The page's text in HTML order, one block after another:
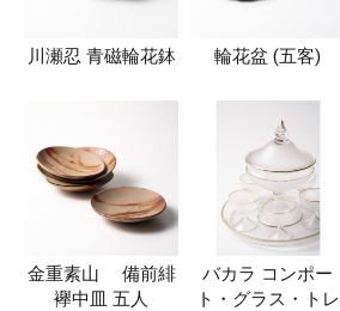
川瀬忍 青磁輪花鉢 輪花盆 (五客)
金重素山 備前緋
襷中皿 五人
バカラ コンポー
ト・グラス・トレ